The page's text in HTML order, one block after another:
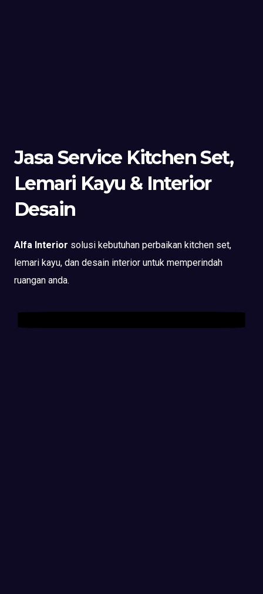
Jasa Service Kitchen Set,
Lemari Kayu & Interior
Desain
Alfa Interior solusi kebutuhan perbaikan kitchen set,
lemari kayu, dan desain interior untuk memperindah
ruangan anda.